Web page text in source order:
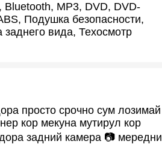
MP3, DVD, DVD-
Подушка безопасности,
вида, Техосмотр
просто срочно сум лозимай
кор мекуна мутирул кор
задний камера 📷 мередни